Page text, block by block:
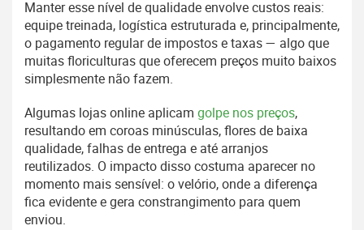
Manter esse nível de qualidade envolve custos reais:
equipe treinada, logística estruturada e, principalmente,
o pagamento regular de impostos e taxas — algo que
muitas floriculturas que oferecem preços muito baixos
simplesmente não fazem.
Algumas lojas online aplicam golpe nos preços,
resultando em coroas minúsculas, flores de baixa
qualidade, falhas de entrega e até arranjos
reutilizados. O impacto disso costuma aparecer no
momento mais sensível: o velório, onde a diferença
fica evidente e gera constrangimento para quem
enviou.